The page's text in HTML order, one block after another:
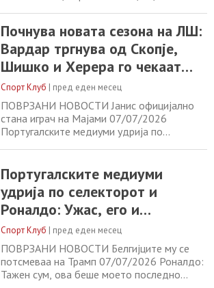
чекаат Серафимов 07/07/2026 Јанис
официјално стана играч на Мајами
07/07/2026 Португалските медиуми
удрија по селекторот и Роналдо: Ужас, его
и ароганција 07/07/2026
Почнува новата сезона на ЛШ:
Вардар тргнува од Скопје,
Шишко и Херера го чекаат
Серафимов
Спорт Клуб | пред еден месец
ПОВРЗАНИ НОВОСТИ Јанис официјално
стана играч на Мајами 07/07/2026
Португалските медиуми удрија по
потсмеваа на Трамп 07/07/2026 Роналдо:
Тажен сум, ова беше моето последно
Светско првенство 07/07/2026
Португалските медиуми
удрија по селекторот и
Роналдо: Ужас, его и
ароганција
Спорт Клуб | пред еден месец
ПОВРЗАНИ НОВОСТИ Белгијците му се
потсмеваа на Трамп 07/07/2026 Роналдо:
Тажен сум, ова беше моето последно